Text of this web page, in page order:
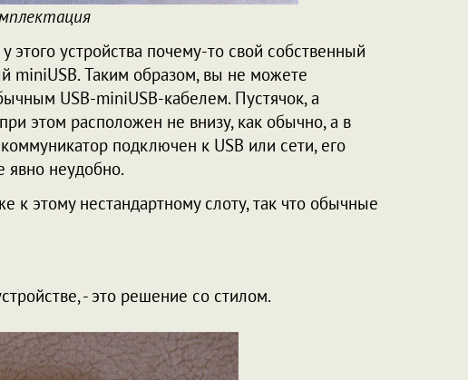
этого устройства почему-то свой собственный
miniUSB. Таким образом, вы не можете
USB-miniUSB-кабелем. Пустячок, а
этом расположен не внизу, как обычно, а в
подключен к USB или сети, его
явно неудобно.
к этому нестандартному слоту, так что обычные
- это решение со стилом.